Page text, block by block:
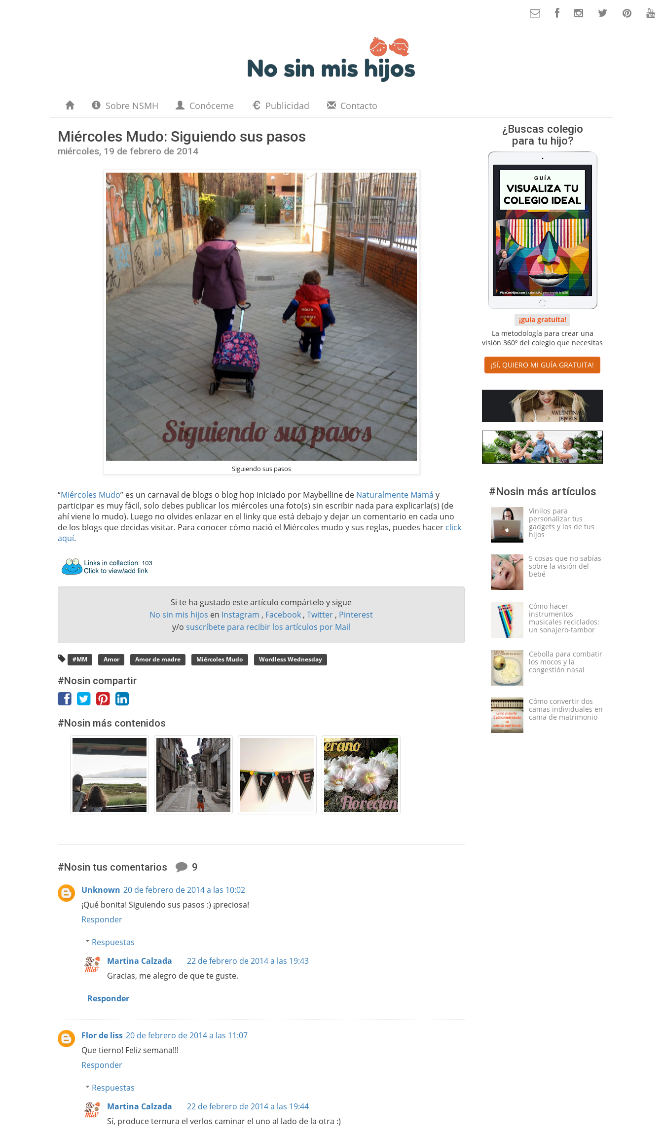
Sobre NSMH Conóceme Publicidad Contacto
Miércoles Mudo: Siguiendo sus pasos
miércoles, 19 de febrero de 2014
Siguiendo sus pasos
“Miércoles Mudo” es un carnaval de blogs o blog hop iniciado por Maybelline de Naturalmente Mamá y
participar es muy fácil, solo debes publicar los miércoles una foto(s) sin escribir nada para explicarla(s) (de
ahí viene lo mudo). Luego no olvides enlazar en el linky que está debajo y dejar un comentario en cada uno
de los blogs que decidas visitar. Para conocer cómo nació el Miércoles mudo y sus reglas, puedes hacer click
aquí.
Si te ha gustado este artículo compártelo y sigue
No sin mis hijos en Instagram , Facebook , Twitter , Pinterest
y/o suscríbete para recibir los artículos por Mail
#MM Amor Amor de madre Miércoles Mudo Wordless Wednesday
#Nosin compartir
#Nosin más contenidos
#Nosin tus comentarios 9
Unknown 20 de febrero de 2014 a las 10:02
¡Qué bonita! Siguiendo sus pasos :) ¡preciosa!
Responder
Respuestas
Martina Calzada
22 de febrero de 2014 a las 19:43
Gracias, me alegro de que te guste.
Responder
Flor de liss 20 de febrero de 2014 a las 11:07
Que tierno! Feliz semana!!!
Responder
Respuestas
Martina Calzada
22 de febrero de 2014 a las 19:44
Sí, produce ternura el verlos caminar el uno al lado de la otra :)
¿Buscas colegio
para tu hijo?
¡guía gratuita!
La metodología para crear una
visión 360º del colegio que necesitas
¡SÍ, QUIERO MI GUÍA GRATUITA!
#Nosin más artículos
Vinilos para
personalizar tus
gadgets y los de tus
hijos
5 cosas que no sabías
sobre la visión del
bebé
Cómo hacer
instrumentos
musicales reciclados:
un sonajero-tambor
Cebolla para combatir
los mocos y la
congestión nasal
Cómo convertir dos
camas individuales en
cama de matrimonio